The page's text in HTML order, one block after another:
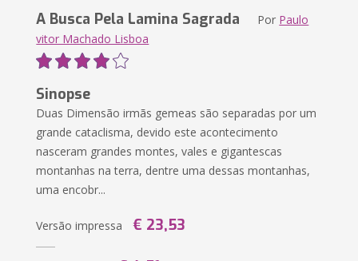
A Busca Pela Lamina Sagrada Por Paulo
vitor Machado Lisboa
Sinopse
Duas Dimensão irmãs gemeas são separadas por um
grande cataclisma, devido este acontecimento
nasceram grandes montes, vales e gigantescas
montanhas na terra, dentre uma dessas montanhas,
uma encobr...
Versão impressa € 23,53